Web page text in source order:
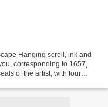
Hanging scroll, ink and
corresponding to 1657,
of the artist, with four